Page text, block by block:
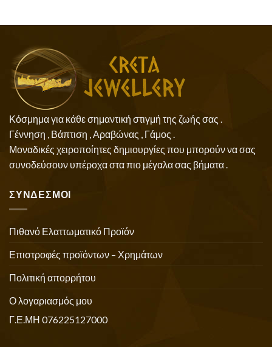
Κόσμημα για κάθε σημαντική στιγμή της ζωής σας .
Γέννηση , Βάπτιση , Αραβώνας , Γάμος .
Μοναδικές χειροποίητες δημιουργίες που μπορούν να σας
συνοδεύσουν υπέροχα στα πιο μέγαλα σας βήματα .
ΣΥΝΔΕΣΜΟΙ
Πιθανό Ελαττωματικό Προϊόν
Επιστροφές προϊόντων – Χρημάτων
Πολιτική απορρήτου
Ο λογαριασμός μου
Γ.Ε.ΜΗ 076225127000